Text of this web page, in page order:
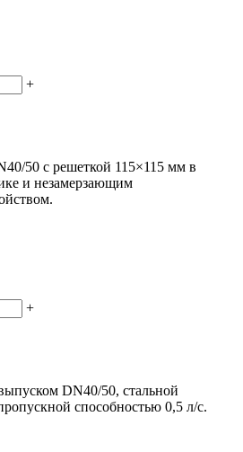
+
50 с решеткой 115×115 мм в
и незамерзающим
+
DN40/50, стальной
способностью 0,5 л/с.